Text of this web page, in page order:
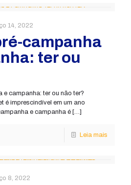
14, 2022
campanha
ter ou
e campanha: ter ou não ter?
é imprescindível em um ano
e campanha é […]
Leia mais
8, 2022